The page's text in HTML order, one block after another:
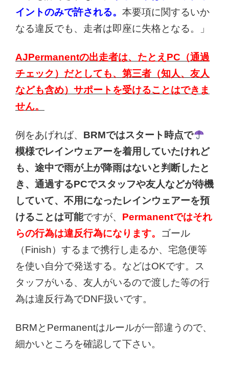
イントのみで許される。 本要項に関するいか
なる違反でも、走者は即座に失格となる。」
AJPermanentの出走者は、たとえPC（通過
チェック）だとしても、第三者（知人、友人
なども含め）サポートを受けることはできま
せん。
例をあげれば、 BRMではスタート時点で
模様でレインウェアーを着用していたけれど
も、途中で雨が上が降雨はないと判断したと
き、通過するPCでスタッフや友人などが待機
していて、不用になったレインウェアーを預
けることは可能ですが、 Permanentではそれ
らの行為は違反行為になります。 ゴール
（Finish）するまで携行し走るか、宅急便等
を使い自分で発送する。などはOKです。ス
タッフがいる、友人がいるので渡した等の行
為は違反行為でDNF扱いです。
BRMとPermanentはルールが一部違うので、
細かいところを確認して下さい。